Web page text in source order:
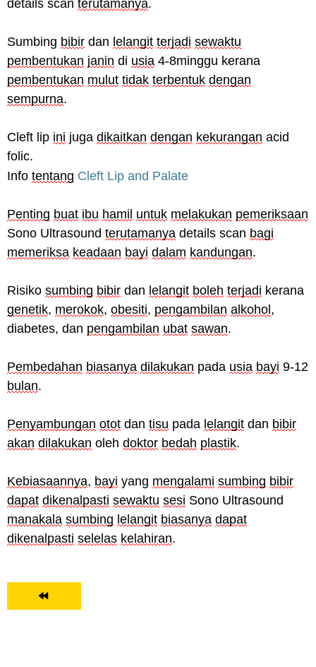
details scan terutamanya.
Sumbing bibir dan lelangit terjadi sewaktu
pembentukan janin di usia 4-8minggu kerana
pembentukan mulut tidak terbentuk dengan
sempurna.
Cleft lip ini juga dikaitkan dengan kekurangan acid
folic.
Info tentang Cleft Lip and Palate
Penting buat ibu hamil untuk melakukan pemeriksaan
Sono Ultrasound terutamanya details scan bagi
memeriksa keadaan bayi dalam kandungan.
Risiko sumbing bibir dan lelangit boleh terjadi kerana
genetik, merokok, obesiti, pengambilan alkohol ,
diabetes, dan pengambilan ubat sawan.
Pembedahan biasanya dilakukan pada usia bayi 9-12
bulan.
Penyambungan otot dan tisu pada lelangit dan bibir
akan dilakukan oleh doktor bedah plastik.
Kebiasaannya, bayi yang mengalami sumbing bibir
dapat dikenalpasti sewaktu sesi Sono Ultrasound
manakala sumbing lelangit biasanya dapat
dikenalpasti selelas kelahiran.